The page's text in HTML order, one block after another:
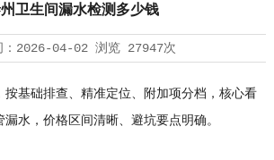
卫生间漏水检测多少钱
2026-04-02浏览 27947次
基础排查、精准定位、附加项分档，核心看
水，价格区间清晰、避坑要点明确。